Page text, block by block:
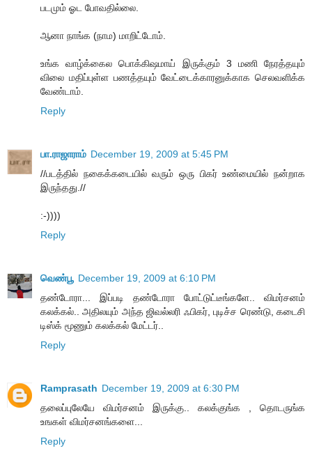
படமும் ஓட போவதில்லை.
ஆனா நாங்க (நாம) மாறிட்டோம்.
உங்க வாழ்க்கைல பொக்கிஷமாய் இருக்கும் 3 மணி நேரத்தயும்
விலை மதிப்புள்ள பணத்தயும் வேட்டைக்காரனுக்காக செலவளிக்க
வேண்டாம்.
Reply
பா.ராஜாராம் December 19, 2009 at 5:45 PM
//படத்தில் நகைக்கடையில் வரும் ஒரு பிகர் உண்மையில் நன்றாக
இருந்தது.//
:-))))
Reply
வெண்பூ December 19, 2009 at 6:10 PM
தண்டோரா... இப்படி தண்டோரா போட்டுட்டீங்களே.. விமர்சனம்
கலக்கல்.. அதிலயும் அந்த ஜிவல்லரி ஃபிகர், புடிச்ச ரெண்டு, கடைசி
டிஸ்க் மூணும் கலக்கல் மேட்டர்..
Reply
Ramprasath December 19, 2009 at 6:30 PM
தலைப்புலேயே விமர்சனம் இருக்கு.. கலக்குங்க , தொடருங்க
உஙகள் விமர்சனங்களை...
Reply